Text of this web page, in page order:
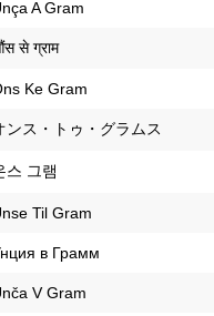
A Gram
से ग्राम
Ke Gram
ンス・トゥ・グラムス
스 그램
Til Gram
в Грамм
V Gram